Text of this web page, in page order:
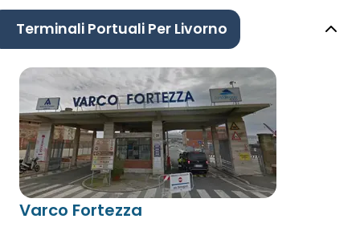
Terminali Portuali Per Livorno
Varco Fortezza